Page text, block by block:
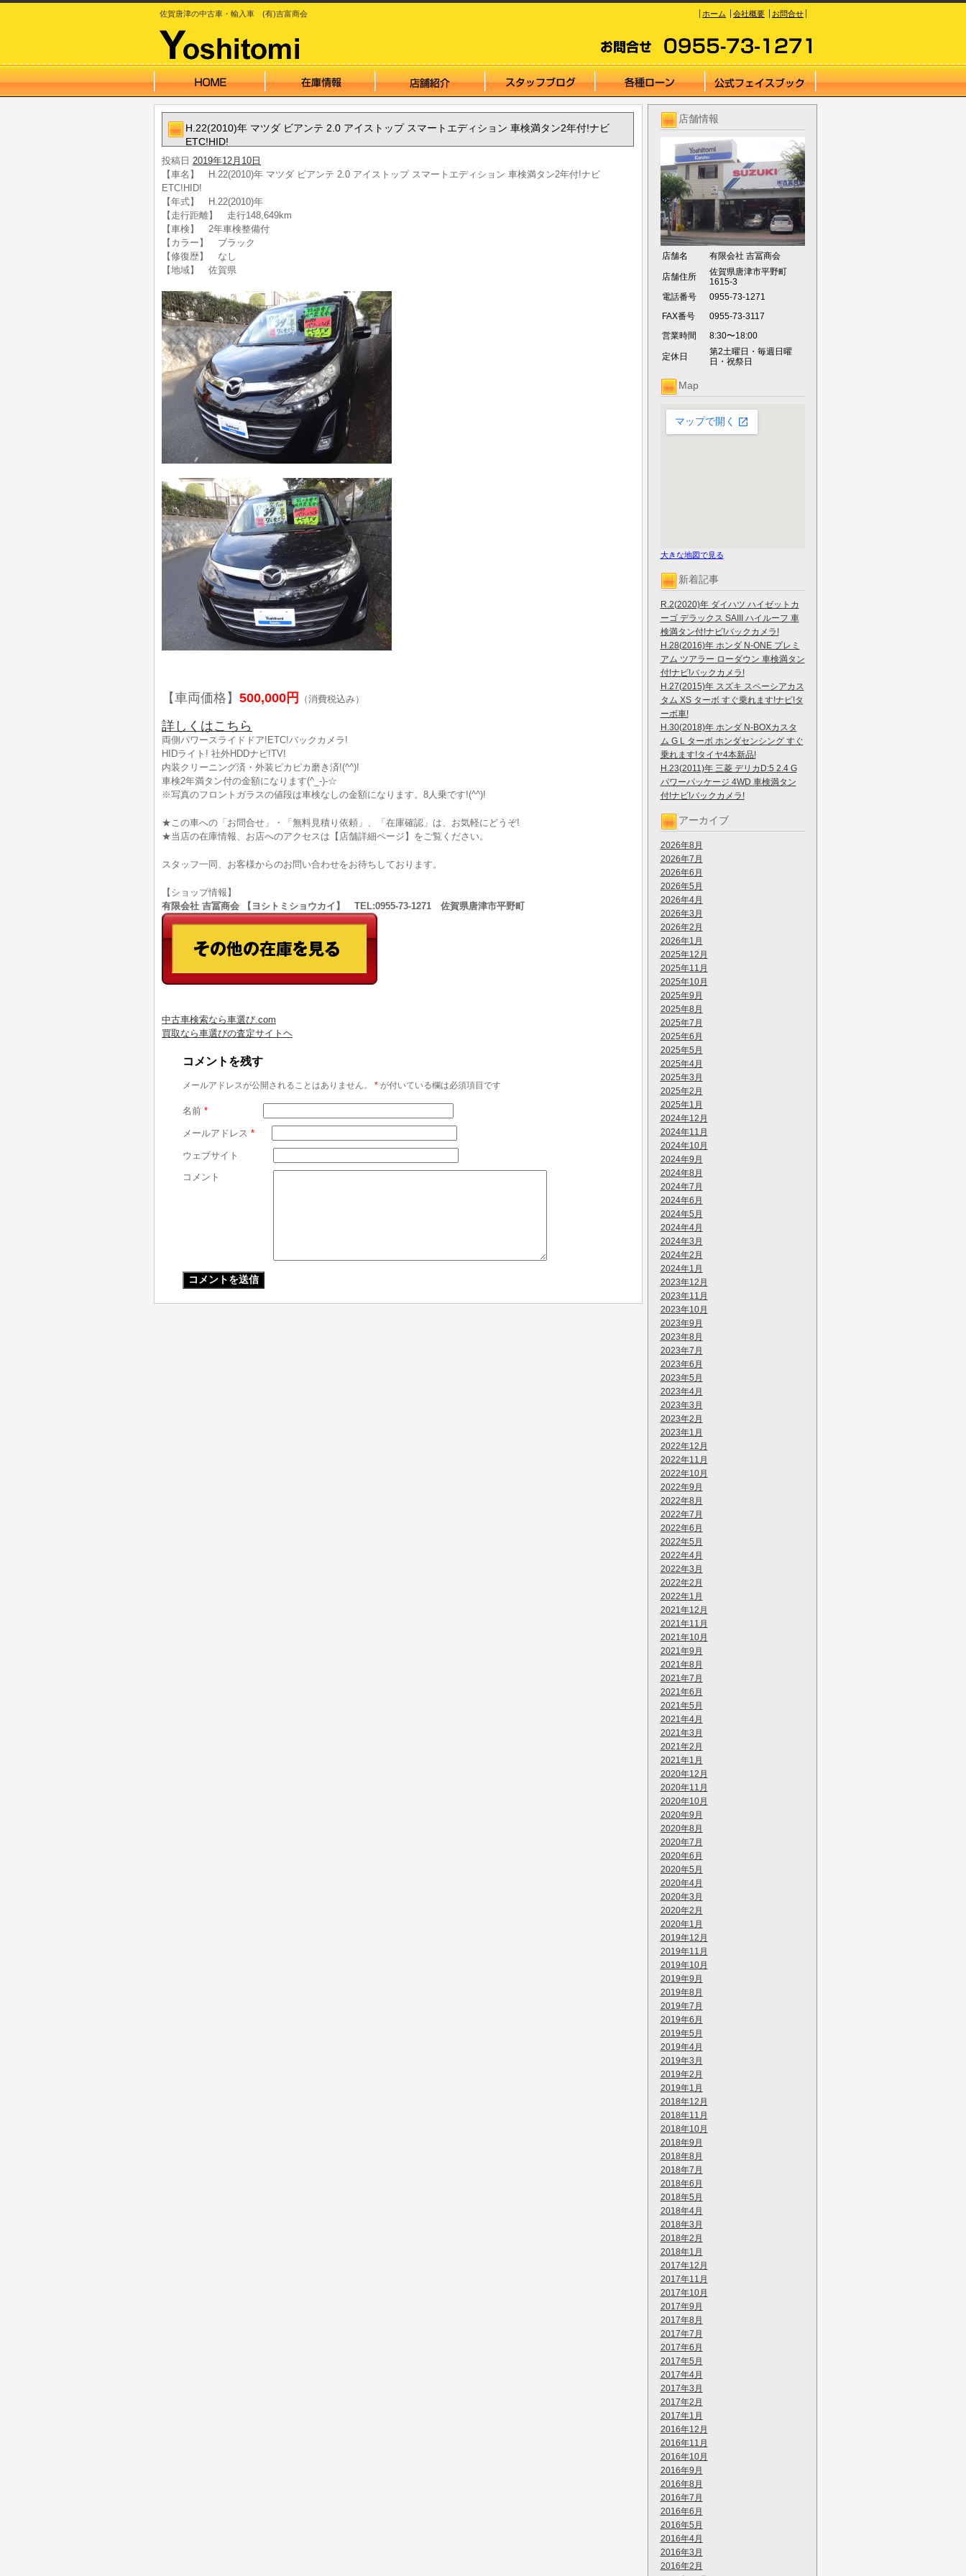
佐賀唐津の中古車・輸入車 (有)吉富商会 ホーム 会社概要 お問合せ
店舗情報
店舗名 有限会社 吉冨商会
店舗住所
佐賀県唐津市平野町
1615-3
電話番号
0955-73-1271
FAX番号
0955-73-3117
営業時間
8:30〜18:00
定休日
第2土曜日・毎週日曜
日・祝祭日
Map
大きな地図で見る
新着記事
R.2(2020)年 ダイハツ ハイゼットカ
ーゴ デラックス SAIII ハイルーフ 車
検満タン付!ナビ!バックカメラ!
H.28(2016)年 ホンダ N-ONE プレミ
アム ツアラー ローダウン 車検満タン
付!ナビ!バックカメラ!
H.27(2015)年 スズキ スペーシアカス
タム XS ターボ すぐ乗れます!ナビ!タ
ーボ車!
H.30(2018)年 ホンダ N-BOXカスタ
ム G L ターボ ホンダセンシング すぐ
乗れます!タイヤ4本新品!
H.23(2011)年 三菱 デリカD:5 2.4 G
パワーパッケージ 4WD 車検満タン
付!ナビ!バックカメラ!
アーカイブ
2026年8月
2026年7月
2026年6月
2026年5月
2026年4月
2026年3月
2026年2月
2026年1月
2025年12月
2025年11月
2025年10月
2025年9月
2025年8月
2025年7月
2025年6月
2025年5月
2025年4月
2025年3月
2025年2月
2025年1月
2024年12月
2024年11月
2024年10月
2024年9月
2024年8月
2024年7月
2024年6月
2024年5月
2024年4月
2024年3月
2024年2月
2024年1月
2023年12月
2023年11月
2023年10月
2023年9月
2023年8月
2023年7月
2023年6月
2023年5月
2023年4月
2023年3月
2023年2月
2023年1月
2022年12月
2022年11月
2022年10月
2022年9月
2022年8月
2022年7月
2022年6月
2022年5月
2022年4月
2022年3月
2022年2月
2022年1月
2021年12月
2021年11月
2021年10月
2021年9月
2021年8月
2021年7月
2021年6月
2021年5月
2021年4月
2021年3月
2021年2月
2021年1月
2020年12月
2020年11月
2020年10月
2020年9月
2020年8月
2020年7月
2020年6月
2020年5月
2020年4月
2020年3月
2020年2月
2020年1月
2019年12月
2019年11月
2019年10月
2019年9月
2019年8月
2019年7月
2019年6月
2019年5月
2019年4月
2019年3月
2019年2月
2019年1月
2018年12月
2018年11月
2018年10月
2018年9月
2018年8月
2018年7月
2018年6月
2018年5月
2018年4月
2018年3月
2018年2月
2018年1月
2017年12月
2017年11月
2017年10月
2017年9月
2017年8月
2017年7月
2017年6月
2017年5月
2017年4月
2017年3月
2017年2月
2017年1月
2016年12月
2016年11月
2016年10月
2016年9月
2016年8月
2016年7月
2016年6月
2016年5月
2016年4月
2016年3月
2016年2月
H.22(2010)年 マツダ ビアンテ 2.0 アイストップ スマートエディション 車検満タン2年付!ナビ
ETC!HID!
投稿日 2019年12月10日
【車名】 H.22(2010)年 マツダ ビアンテ 2.0 アイストップ スマートエディション 車検満タン2年付!ナビ
ETC!HID!
【年式】 H.22(2010)年
【走行距離】 走行148,649km
【車検】 2年車検整備付
【カラー】 ブラック
【修復歴】 なし
【地域】 佐賀県
【車両価格】 500,000円 （消費税込み）
詳しくはこちら
両側パワースライドドア!ETC!バックカメラ!
HIDライト! 社外HDDナビ!TV!
内装クリーニング済・外装ピカピカ磨き済!(^^)!
車検2年満タン付の金額になります(^_-)-☆
※写真のフロントガラスの値段は車検なしの金額になります。8人乗です!(^^)!
★この車への「お問合せ」・「無料見積り依頼」、「在庫確認」は、お気軽にどうぞ!
★当店の在庫情報、お店へのアクセスは【店舗詳細ページ】をご覧ください。
スタッフ一同、お客様からのお問い合わせをお待ちしております。
【ショップ情報】
有限会社 吉冨商会 【ヨシトミショウカイ】 TEL:0955-73-1271 佐賀県唐津市平野町
中古車検索なら車選び.com
買取なら車選びの査定サイトヘ
コメントを残す
メールアドレスが公開されることはありません。 * が付いている欄は必須項目です
名前 *
メールアドレス *
ウェブサイト
コメント